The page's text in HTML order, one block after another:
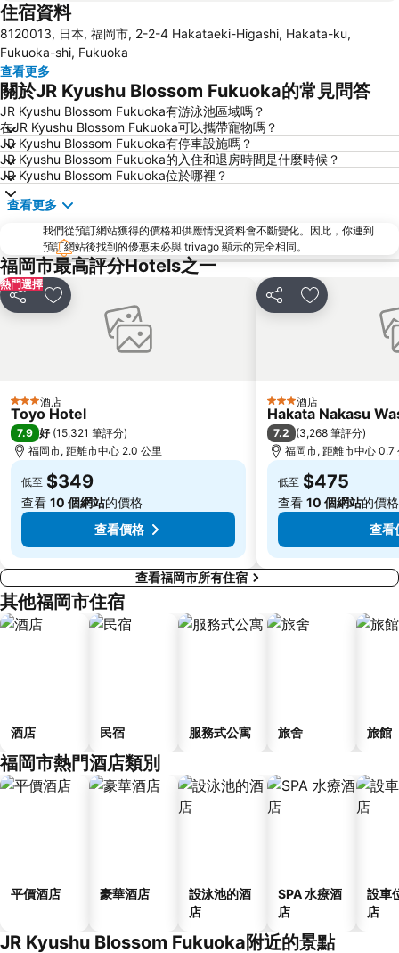
Saga Station
Fukuoka Yafuoku! Dome
Nakasu-Kawabata Station
Acros Fukuoka
Tojinmachi Station
Meinohama Station
Fukuoka Convention Center
佐賀機場
Higashihie Station
Minami Fukuoka Station
Nishitetsu Kurume Station
Chiyo-Kenchoguchi Station
Nishitetsu Hall
Elgala Hall
Nishijin Station
Dazaifu Tenmangu Shrine
住宿資料
8120013, 日本, 福岡市, 2-2-4 Hakataeki-Higashi, Hakata-ku,
Fukuoka-shi, Fukuoka
查看更多
關於JR Kyushu Blossom Fukuoka的常見問答
JR Kyushu Blossom Fukuoka有游泳池區域嗎？
在JR Kyushu Blossom Fukuoka可以攜帶寵物嗎？
JR Kyushu Blossom Fukuoka有停車設施嗎？
JR Kyushu Blossom Fukuoka的入住和退房時間是什麼時候？
JR Kyushu Blossom Fukuoka位於哪裡？
查看更多
我們從預訂網站獲得的價格和供應情況資料會不斷變化。因此，你連到
預訂網站後找到的優惠未必與 trivago 顯示的完全相同。
福岡市最高評分Hotels之一
熱門選擇
分享 放到收藏夾
3 星級酒店
Toyo Hotel
7.9 好 (15,321 筆評分)
福岡市, 距離市中心 2.0 公里
低至 $349
查看 10 個網站的價格
查看價格
分享 放到收藏夾
3 星級酒店
Hakata Nakasu
7.2 (3,268 筆評分)
福岡市, 距離市中心 0.7
低至 $475
查看 10 個網站的價格
查看
查看福岡市所有住宿
其他福岡市住宿
酒店 民宿 服務式公寓 旅舍 旅館
福岡市熱門酒店類別
平價酒店 豪華酒店
設泳池的酒
店
SPA 水療酒
店
設車
店
JR Kyushu Blossom Fukuoka附近的景點